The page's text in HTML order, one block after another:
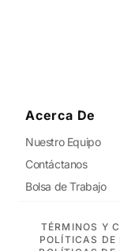
Acerca De
Nuestro Equipo
Contáctanos
Bolsa de Trabajo
TÉRMINOS Y
POLÍTICAS DE